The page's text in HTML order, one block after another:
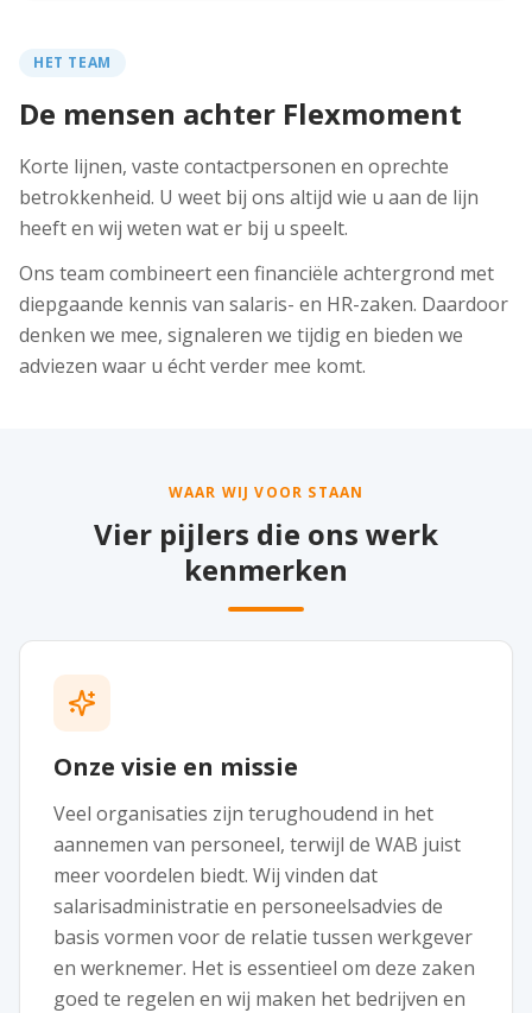
HET TEAM
De mensen achter Flexmoment
Korte lijnen, vaste contactpersonen en oprechte
betrokkenheid. U weet bij ons altijd wie u aan de lijn
heeft en wij weten wat er bij u speelt.
Ons team combineert een financiële achtergrond met
diepgaande kennis van salaris- en HR-zaken. Daardoor
denken we mee, signaleren we tijdig en bieden we
adviezen waar u écht verder mee komt.
WAAR WIJ VOOR STAAN
Vier pijlers die ons werk
kenmerken
Onze visie en missie
Veel organisaties zijn terughoudend in het
aannemen van personeel, terwijl de WAB juist
meer voordelen biedt. Wij vinden dat
salarisadministratie en personeelsadvies de
basis vormen voor de relatie tussen werkgever
en werknemer. Het is essentieel om deze zaken
goed te regelen en wij maken het bedrijven en